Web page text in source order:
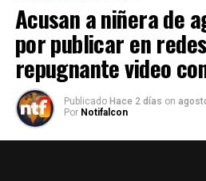
Acusan a niñera de
por publicar en
repugnante video
Publicado Hace 2 días on
Por Notifalcon